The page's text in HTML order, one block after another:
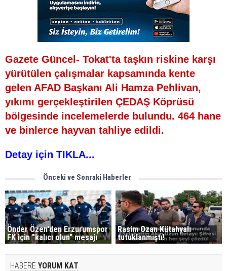
Gazete Güncel- Tokat'ta taşkın riskine karşı
yürütülen çalışmalar kapsamında kente
gelen AFAD Başkanı Ali Hamza Pehlivan,
yıkımı gerçekleştirilen ÇEDAŞ Köprüsü
bölgesinde incelemelerde bulundu. 464 hane
ve binlerce hayvan tahliye edildi.
Detay için TIKLA...
Önceki ve Sonraki Haberler
Önder Özen'den Erzurumspor
FK için "kalıcı olun" mesajı
Rasim Ozan Kütahyalı
tutuklanmıştı!
HABERE YORUM KAT